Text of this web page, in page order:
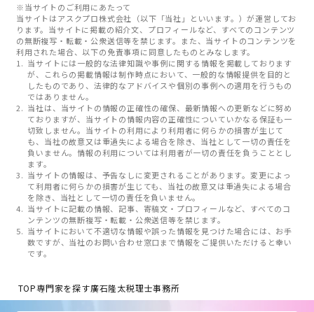
※当サイトのご利用にあたって
当サイトはアスクプロ株式会社（以下「当社」といいます。）が運営してお
ります。当サイトに掲載の紹介文、プロフィールなど、すべてのコンテンツ
の無断複写・転載・公衆送信等を禁じます。また、当サイトのコンテンツを
利用された場合、以下の免責事項に同意したものとみなします。
当サイトには一般的な法律知識や事例に関する情報を掲載しております
が、これらの掲載情報は制作時点において、一般的な情報提供を目的と
したものであり、法律的なアドバイスや個別の事例への適用を行うもの
ではありません。
当社は、当サイトの情報の正確性の確保、最新情報への更新などに努め
ておりますが、当サイトの情報内容の正確性についていかなる保証も一
切致しません。当サイトの利用により利用者に何らかの損害が生じて
も、当社の故意又は重過失による場合を除き、当社として一切の責任を
負いません。情報の利用については利用者が一切の責任を負うこととし
ます。
当サイトの情報は、予告なしに変更されることがあります。変更によっ
て利用者に何らかの損害が生じても、当社の故意又は重過失による場合
を除き、当社として一切の責任を負いません。
当サイトに記載の情報、記事、寄稿文・プロフィールなど、すべてのコ
ンテンツの無断複写・転載・公衆送信等を禁じます。
当サイトにおいて不適切な情報や誤った情報を見つけた場合には、お手
数ですが、当社のお問い合わせ窓口まで情報をご提供いただけると幸い
です。
TOP専門家を探す廣石隆太税理士事務所